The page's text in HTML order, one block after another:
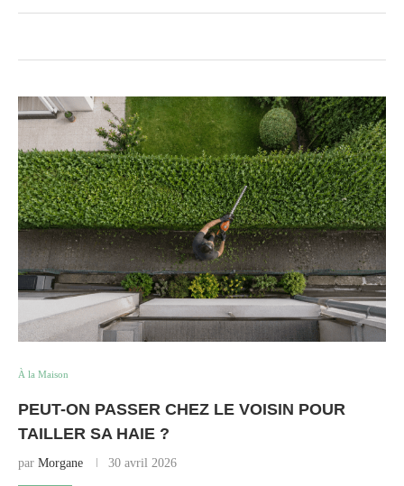
À la Maison
PEUT-ON PASSER CHEZ LE VOISIN POUR
TAILLER SA HAIE ?
par Morgane 30 avril 2026